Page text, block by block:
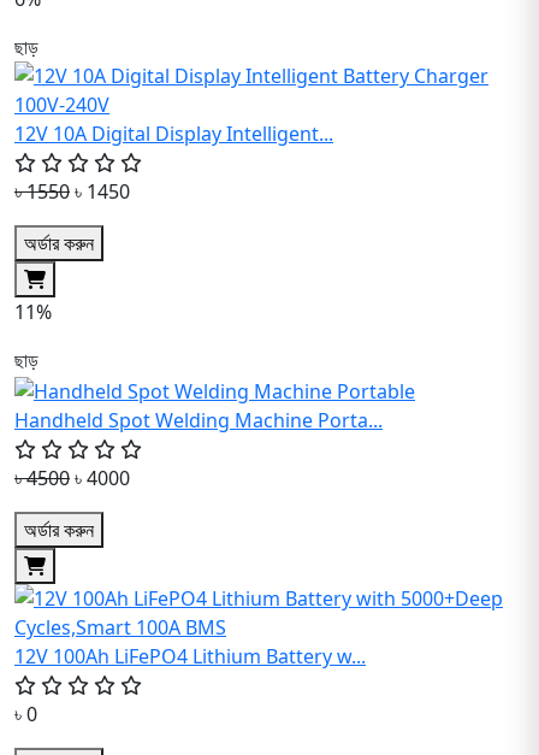
ছাড়
12V 10A Digital Display Intelligent...
৳ 1550৳ 1450
অর্ডার করুন
11%
ছাড়
Handheld Spot Welding Machine Porta...
৳ 4500৳ 4000
অর্ডার করুন
12V 100Ah LiFePO4 Lithium Battery w...
৳ 0